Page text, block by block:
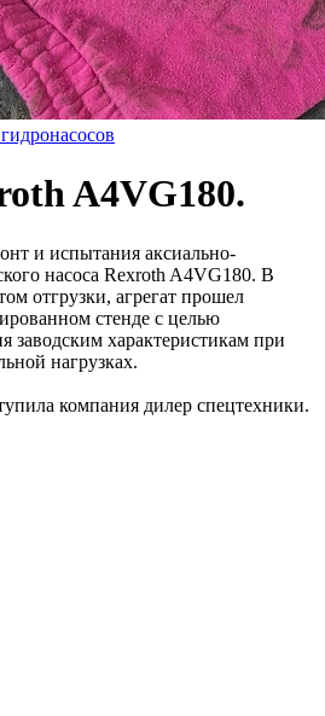
A4VG180.
и испытания аксиально-
насоса Rexroth A4VG180. В
отгрузки, агрегат прошел
стенде с целью
заводским характеристикам при
нагрузках.
компания дилер спецтехники.